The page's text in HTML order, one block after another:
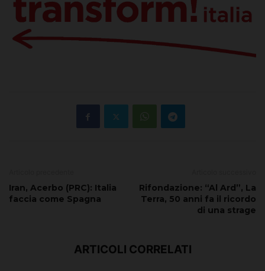
Iran, Acerbo (PRC): Italia
faccia come Spagna
Rifondazione: “Al Ard”, La
Terra, 50 anni fa il ricordo
di una strage
ARTICOLI CORRELATI